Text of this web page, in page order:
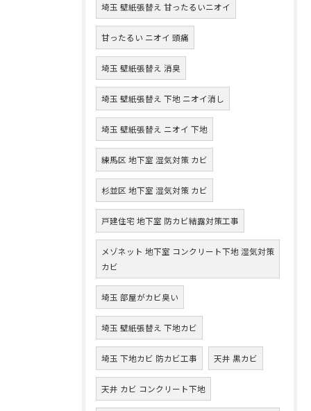
埼玉 壁紙張替え 甘ったるいニオイ
甘ったるい ニオイ 頭痛
埼玉 壁紙張替え 消臭
埼玉 壁紙張替え 下地 ニオイ消し
埼玉 壁紙張替え ニオイ 下地
練馬区 地下室 湿気対策 カビ
杉並区 地下室 湿気対策 カビ
戸建住宅 地下室 防カビ結露対策工事
メゾネット 地下室 コンクリート下地 湿気対策
カビ
埼玉 部屋がカビ臭い
埼玉 壁紙張替え 下地カビ
埼玉 下地カビ 防カビ工事 天井 黒カビ
天井 カビ コンクリート下地